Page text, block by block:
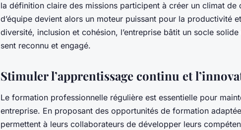
la définition claire des missions participent à créer un climat de
d’équipe devient alors un moteur puissant pour la productivité
diversité, inclusion et cohésion, l’entreprise bâtit un socle
sent reconnu et engagé.
Stimuler l’apprentissage continu et
Le formation professionnelle régulière est essentielle pour
entreprise. En proposant des opportunités de formation
permettent à leurs collaborateurs de développer leurs